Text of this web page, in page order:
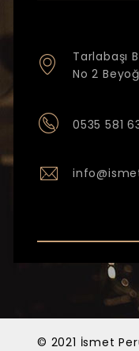
Tarlabaşı
No 2
0535 581
© 2021 İsmet